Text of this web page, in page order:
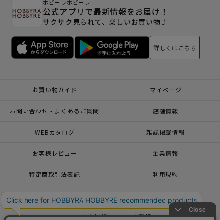
ホビーラホビーレ
公式アプリで最新情報をお届け！
サクサク見られて、楽しいお買い物♪
詳しくはこちら
お買い物ガイド マイページ
お問い合わせ - よくあるご質問 店舗情報
WEBカタログ 雑誌掲載情報
お客様レビュー 企業情報
特定商取引法表記 利用規約
一緒に働こう♪求人情報
おトクな情報♪メルマガ登録